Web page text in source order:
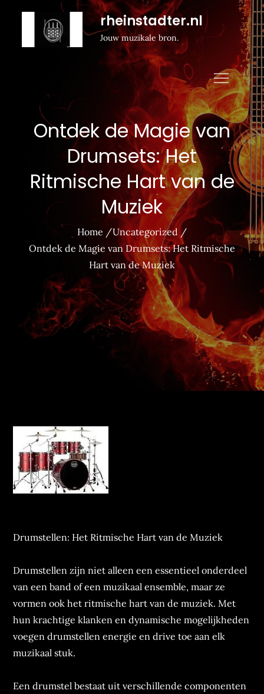
rheinstadter.nl
Jouw muzikale bron.
Ontdek de Magie van
Drumsets: Het
Ritmische Hart van de
Muziek
Home
Uncategorized
Ontdek de Magie van Drumsets: Het Ritmische
Hart van de Muziek
Drumstellen: Het Ritmische Hart van de Muziek
Drumstellen zijn niet alleen een essentieel onderdeel
van een band of een muzikaal ensemble, maar ze
vormen ook het ritmische hart van de muziek. Met
hun krachtige klanken en dynamische mogelijkheden
voegen drumstellen energie en drive toe aan elk
muzikaal stuk.
Een drumstel bestaat uit verschillende componenten